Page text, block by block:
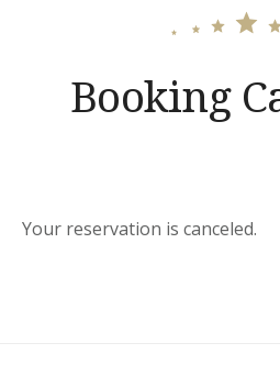
Booking
Your reservation is canceled.